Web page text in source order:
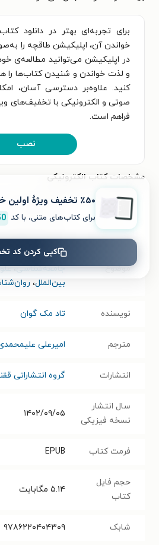
برای تجربه‌ای بهتر در دانلود
خواندن آن، اپلیکیشن طاقچه را
در اپلیکیشن می‌توانید مطالعه‌ی
و لذت خواندن و شنیدن کتاب‌ها را
کنید. علاوه‌بر دسترسی آسان،
صوتی و الکترونیکی با تخفیف‌های
فراهم است.
نصب
مشخصات کتاب الکترونیکی
پایان ناخرسندی؟
عنوان دیگر ژاک لکان و ظهور
موضوع جامعه‌شناسی،
بین‌الملل،
نویسنده تاد مک گوان
مترجم امیرعلی
انتشارات گروه انتشاراتی
سال انتشار
نسخه فیزیکی
۱۴۰۲/۰۹/۰۵
فرمت کتاب EPUB
حجم فایل
کتاب
۵.۱۴ مگابایت
شابک ۹۷۸۶۲۲۰۴۰۴۳۰۹
٪۵۰ تخفیف ویژۀ اولین خرید
برای کتاب‌های متنی، با کد
کپی کردن کد